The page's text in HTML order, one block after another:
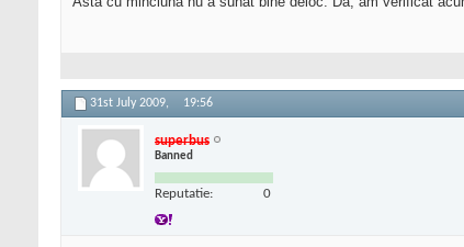
31st July 2009, 19:56
superbus
Banned
Reputatie: 0